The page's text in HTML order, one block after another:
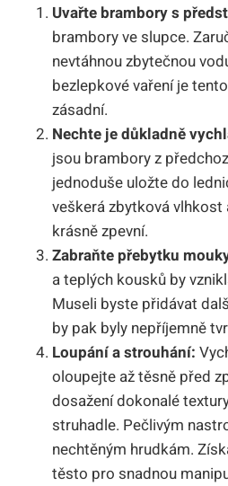
Uvařte brambory s
brambory ve slupce.
nevtáhnou zbytečnou
bezlepkové vaření je
zásadní.
Nechte je důkladně
jsou brambory z
jednoduše uložte do
veškerá zbytková
krásně zpevní.
Zabraňte přebytku
a teplých kousků by
Museli byste přidávat
by pak byly nepříjemně
Loupání a strouhání:
oloupejte až těsně před
dosažení dokonalé
struhadle. Pečlivým
nechtěným hrudkám.
těsto pro snadnou